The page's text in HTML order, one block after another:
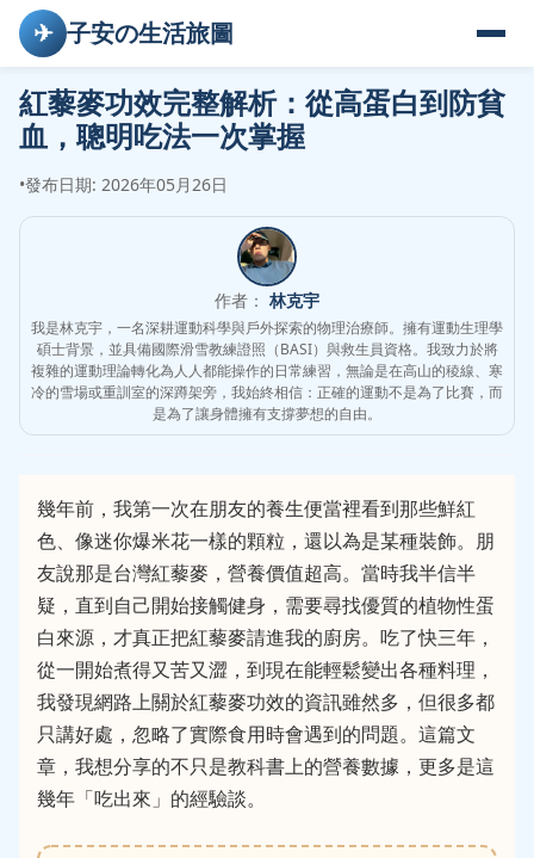
✈ 子安の生活旅圖
紅藜麥功效完整解析：從高蛋白到防貧
血，聰明吃法一次掌握
•發布日期: 2026年05月26日
作者： 林克宇
我是林克宇，一名深耕運動科學與戶外探索的物理治療師。擁有運動生理學
碩士背景，並具備國際滑雪教練證照（BASI）與救生員資格。我致力於將
複雜的運動理論轉化為人人都能操作的日常練習，無論是在高山的稜線、寒
冷的雪場或重訓室的深蹲架旁，我始終相信：正確的運動不是為了比賽，而
是為了讓身體擁有支撐夢想的自由。
幾年前，我第一次在朋友的養生便當裡看到那些鮮紅
色、像迷你爆米花一樣的顆粒，還以為是某種裝飾。朋
友說那是台灣紅藜麥，營養價值超高。當時我半信半
疑，直到自己開始接觸健身，需要尋找優質的植物性蛋
白來源，才真正把紅藜麥請進我的廚房。吃了快三年，
從一開始煮得又苦又澀，到現在能輕鬆變出各種料理，
我發現網路上關於紅藜麥功效的資訊雖然多，但很多都
只講好處，忽略了實際食用時會遇到的問題。這篇文
章，我想分享的不只是教科書上的營養數據，更多是這
幾年「吃出來」的經驗談。